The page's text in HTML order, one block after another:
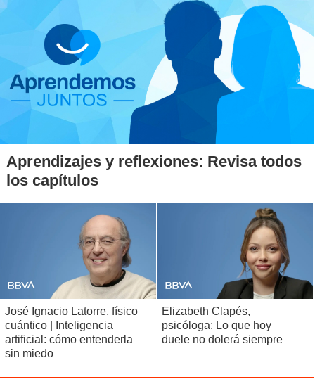
Aprendizajes y reflexiones: Revisa todos
los capítulos
José Ignacio Latorre, físico
cuántico | Inteligencia
artificial: cómo entenderla
sin miedo
Elizabeth Clapés,
psicóloga: Lo que hoy
duele no dolerá siempre